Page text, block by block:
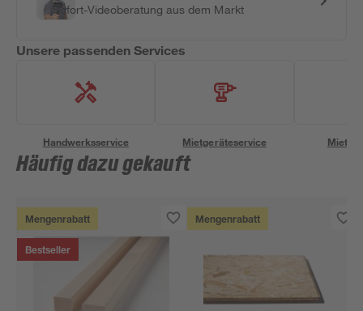
Sofort-Videoberatung aus dem Markt
Unsere passenden Services
Handwerksservice Mietgeräteservice
Häufig dazu gekauft
Mengenrabatt
Bestseller
Mengenrabatt